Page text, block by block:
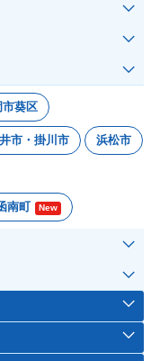
市葵区
市・掛川市 浜松市
南町 New